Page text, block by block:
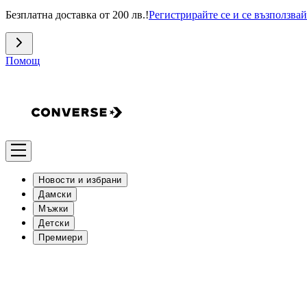
Безплатна доставка от 200 лв.!Регистрирайте се и се
Помощ
Новости и избрани
Дамски
Мъжки
Детски
Премиери